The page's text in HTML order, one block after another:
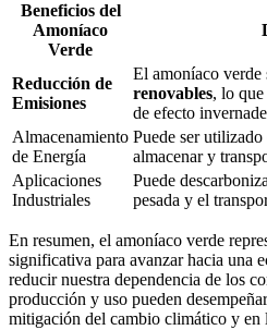
Beneficios del
Amoníaco
Verde
Reducción de
Emisiones
El amoníaco verde
renovables, lo que
de efecto
Almacenamiento
de Energía
Puede ser
almacenar y
Aplicaciones
Industriales
Puede
pesada y el
En resumen, el amoníaco verde
significativa para avanzar hacia una
reducir nuestra dependencia de los
producción y uso pueden
mitigación del cambio climático y en